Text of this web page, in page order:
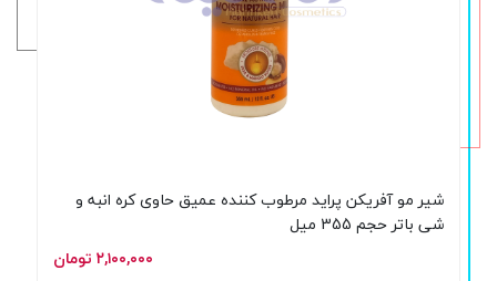
شیر مو آفریکن پراید مرطوب کننده عمیق حاوی کره انبه و
شی باتر حجم 355 میل
۲,۱۰۰,۰۰۰ تومان